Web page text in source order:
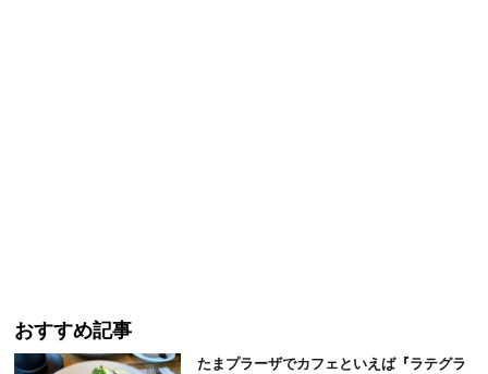
おすすめ記事
たまプラーザでカフェといえば『ラテグラ